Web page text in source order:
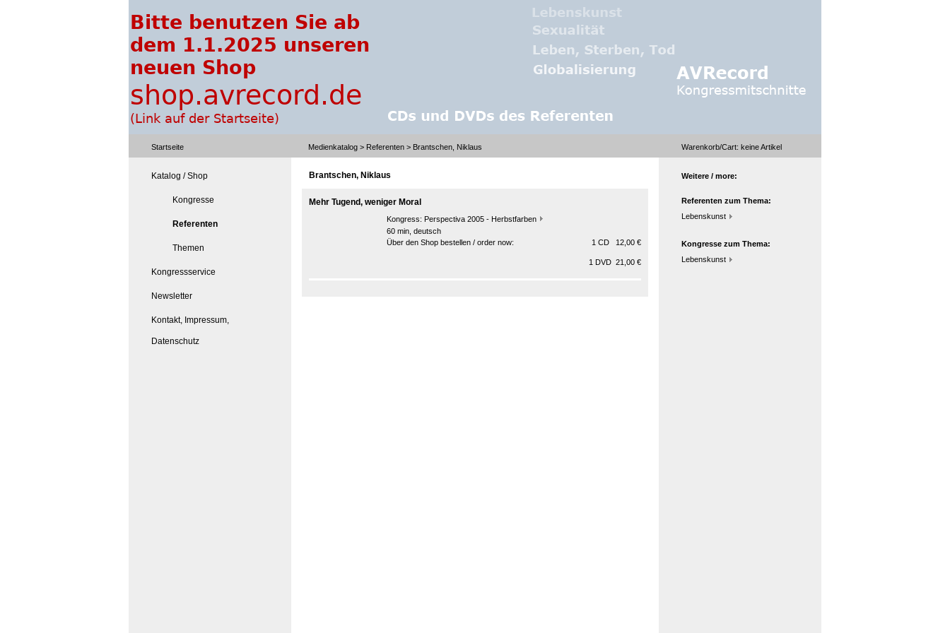
Startseite Medienkatalog > Referenten > Brantschen, Niklaus Warenkorb/Cart: keineArtikel
Katalog / Shop
Kongresse
Referenten
Themen
Kongressservice
Newsletter
Kontakt, Impressum,
Datenschutz
Brantschen, Niklaus
Mehr Tugend, weniger Moral
Kongress: Perspectiva 2005 - Herbstfarben
60 min, deutsch
Über den Shop bestellen / order now:
1 CD 12,00 €
1 DVD 21,00 €
Weitere / more:
Referenten zum Thema:
Lebenskunst
Kongresse zum Thema:
Lebenskunst